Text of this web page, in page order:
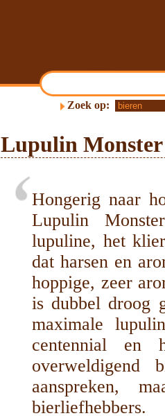
Zoek op:
Lupulin Monster
Hongerig naar
Lupulin
lupuline, het
dat harsen en
hoppige, zeer
is dubbel droog
maximale
centennial en
overweldigend
aanspreken,
bierliefhebbers.